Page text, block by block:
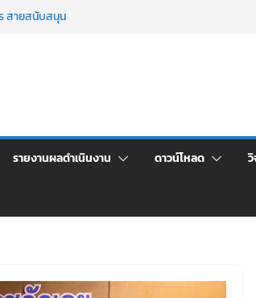
สายสนับสนุน
ำนวน ๑,๙๗๒ ชุด
ยชน์ และบำเพ็ญ
ภทเงินรายได้
รายงานผลดำเนินงาน ดาวน์โหลด